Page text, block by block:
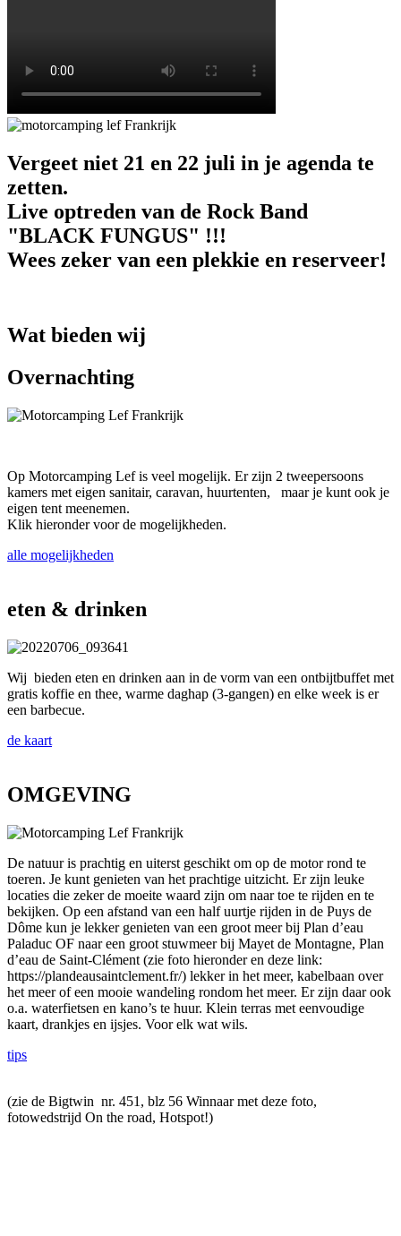
Vergeet niet 21 en 22 juli in je agenda te
zetten.
Live optreden van de Rock Band
"BLACK FUNGUS" !!!
Wees zeker van een plekkie en reserveer!
Wat bieden wij
Overnachting
Op Motorcamping Lef is veel mogelijk. Er zijn 2 tweepersoons
kamers met eigen sanitair, caravan, huurtenten, maar je kunt ook je
eigen tent meenemen.
Klik hieronder voor de mogelijkheden.
alle mogelijkheden
eten & drinken
Wij bieden eten en drinken aan in de vorm van een ontbijtbuffet met
gratis koffie en thee, warme daghap (3-gangen) en elke week is er
een barbecue.
de kaart
OMGEVING
De natuur is prachtig en uiterst geschikt om op de motor rond te
toeren. Je kunt genieten van het prachtige uitzicht. Er zijn leuke
locaties die zeker de moeite waard zijn om naar toe te rijden en te
bekijken. Op een afstand van een half uurtje rijden in de Puys de
Dôme kun je lekker genieten van een groot meer bij Plan d’eau
Paladuc OF naar een groot stuwmeer bij Mayet de Montagne, Plan
d’eau de Saint-Clément (zie foto hieronder en deze link:
https://plandeausaintclement.fr/) lekker in het meer, kabelbaan over
het meer of een mooie wandeling rondom het meer. Er zijn daar ook
o.a. waterfietsen en kano’s te huur. Klein terras met eenvoudige
kaart, drankjes en ijsjes. Voor elk wat wils.
tips
(zie de Bigtwin nr. 451, blz 56 Winnaar met deze foto,
fotowedstrijd On the road, Hotspot!)